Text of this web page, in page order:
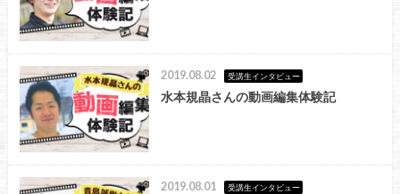
2019.08.02 受講生インタビュー
水本規晶さんの動画編集体験記
2019.08.01 受講生インタビュー